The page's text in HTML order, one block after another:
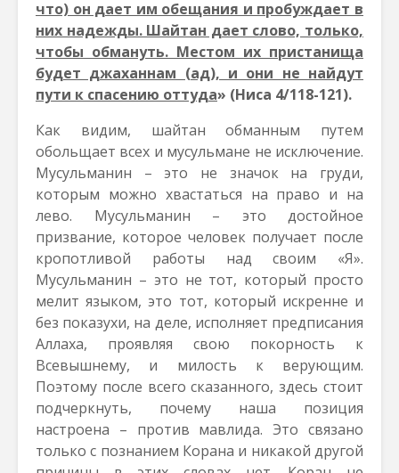
что) он дает им обещания и пробуждает в
них надежды. Шайтан дает слово, только,
чтобы обмануть. Местом их пристанища
будет джаханнам (ад), и они не найдут
пути к спасению оттуда» (Ниса 4/118-121).
Как видим, шайтан обманным путем
обольщает всех и мусульмане не исключение.
Мусульманин – это не значок на груди,
которым можно хвастаться на право и на
лево. Мусульманин – это достойное
призвание, которое человек получает после
кропотливой работы над своим «Я».
Мусульманин – это не тот, который просто
мелит языком, это тот, который искренне и
без показухи, на деле, исполняет предписания
Аллаха, проявляя свою покорность к
Всевышнему, и милость к верующим.
Поэтому после всего сказанного, здесь стоит
подчеркнуть, почему наша позиция
настроена – против мавлида. Это связано
только с познанием Корана и никакой другой